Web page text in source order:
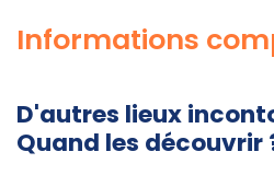
Informations
D'autres lieux
Quand les découvrir